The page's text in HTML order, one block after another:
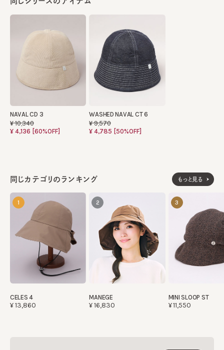
NAVAL CD 3
¥10,340
¥4,136 [60%OFF]
WASHED NAVAL CT 6
¥9,570
¥4,785 [50%OFF]
同じカテゴリのランキング もっと見る
1
CELES 4
¥13,860
2
MANEGE
¥16,830
3
MINI SLOOP ST
¥11,550